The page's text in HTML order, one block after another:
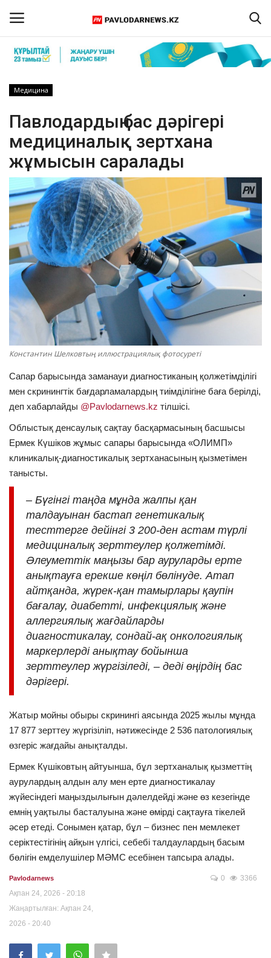
Тіркелу
Бізбен байланыс
ПАВЛОДАР ОБЛЫСЫ
ҚАЗАҚСТАН
ӘЛЕМ
Спорт
ОЙЫН-САУЫҚ
АРНАЙЫ ЖОБА
OFFICIAL
Құрылтай
Қазақша Русский
Медицина
Павлодардың бас дәрігері
медициналық зертхана
жұмысын саралады
Константин Шелковтың иллюстрациялық фотосуреті
Сапар барысында заманауи диагностиканың қолжетімділігі
мен скринингтік бағдарламалардың тиімділігіне баға берілді,
деп хабарлайды @Pavlodarnews.kz тілшісі.
Облыстық денсаулық сақтау басқармасының басшысы
Ермек Күшіков жұмыс сапары барысында «ОЛИМП»
клиникалық-диагностикалық зертханасының қызметімен
танысты.
– Бүгінгі таңда мұнда жалпы қан
талдауынан бастап генетикалық
тесттерге дейінгі 3 200-ден астам түрлі
медициналық зерттеулер қолжетімді.
Әлеуметтік маңызы бар ауруларды ерте
анықтауға ерекше көңіл бөлінуде. Атап
айтқанда, жүрек-қан тамырлары қаупін
бағалау, диабетті, инфекциялық және
аллергиялық жағдайларды
диагностикалау, сондай-ақ онкологиялық
маркерлерді анықтау бойынша
зерттеулер жүргізіледі, – деді өңірдің бас
дәрігері.
Жатыр мойны обыры скринингі аясында 2025 жылы мұнда
17 877 зерттеу жүргізіліп, нәтижесінде 2 536 патологиялық
өзгеріс жағдайы анықталды.
Ермек Күшіковтың айтуынша, бұл зертханалық қызметтің
аурулардың алдын алу мен ерте диагностикалау
жүйесіндегі маңыздылығын дәлелдейді және өз кезегінде
емнің уақтылы басталуына және өмірді сақтауға тікелей
әсер етеді. Сонымен қатар, бұл – бизнес пен мемлекет
серіктестігінің айқын үлгісі, себебі талдаулардың басым
бөлігін емделушілер МӘМС есебінен тапсыра алады.
Pavlodarnews
Ақпан 24, 2026 - 20:18
Жаңартылған: Ақпан 24,
2026 - 20:40
0 3366